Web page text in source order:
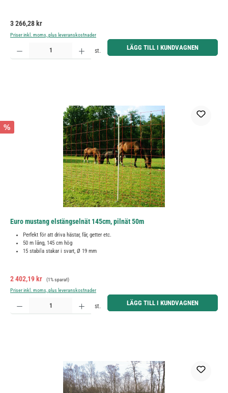
Ordinarie pris:
3 266,28 kr
Priser inkl. moms, plus leveranskostnader
Produktkvantitet: Ange önskat belopp eller använd knapparna för att öka eller minska kvantiteten.
st. LÄGG TILL I KUNDVAGNEN
%
Euro mustang elstängselnät 145cm, pilnät 50m
Perfekt för att driva hästar, får, getter etc.
50 m lång, 145 cm hög
15 stabila stakar i svart, Ø 19 mm
Försäljningspris:
2 402,19 kr Ordinarie pris:
(1% sparat)
Priser inkl. moms, plus leveranskostnader
Produktkvantitet: Ange önskat belopp eller använd knapparna för att öka eller minska kvantiteten.
st. LÄGG TILL I KUNDVAGNEN